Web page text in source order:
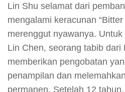
Lin Shu selamat dari
mengalami keracunan
merenggut nyawanya.
Lin Chen, seorang tabib dari
memberikan pengobatan
penampilan dan
permanen. Setelah 12